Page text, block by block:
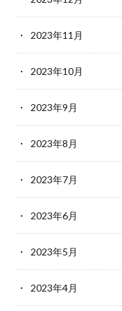
2023年11月
2023年10月
2023年9月
2023年8月
2023年7月
2023年6月
2023年5月
2023年4月